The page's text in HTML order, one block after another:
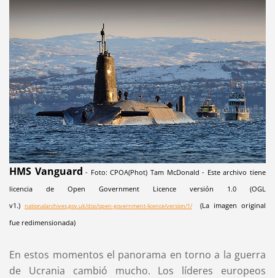
HMS Vanguard - Foto: CPOA(Phot) Tam McDonald - Este archivo tiene
licencia de Open Government Licence versión 1.0 (OGL
v1.) nationalarchives.gov.uk/doc/open-government-licence/version/1/(La imagen original
fue redimensionada)
En estos momentos el panorama en torno a la guerra
de Ucrania cambió mucho. Los líderes europeos